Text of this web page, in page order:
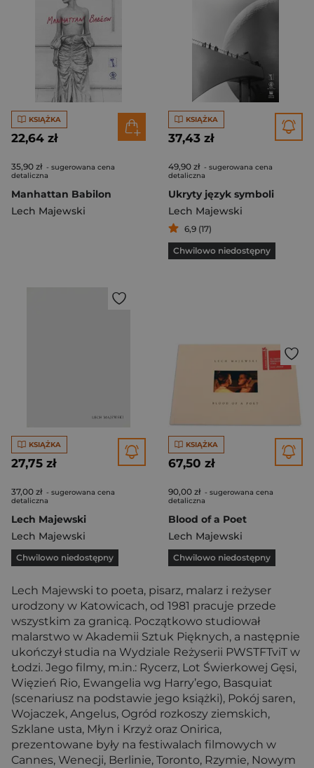
KSIĄŻKA
22,64 zł
35,90 zł - sugerowana cena
detaliczna
Manhattan Babilon
Lech Majewski
KSIĄŻKA
37,43 zł
49,90 zł - sugerowana cena
detaliczna
Ukryty język symboli
Lech Majewski
6,9 (17)
Chwilowo niedostępny
KSIĄŻKA
27,75 zł
37,00 zł - sugerowana cena
detaliczna
Lech Majewski
Lech Majewski
Chwilowo niedostępny
KSIĄŻKA
67,50 zł
90,00 zł - sugerowana cena
detaliczna
Blood of a Poet
Lech Majewski
Chwilowo niedostępny
Lech Majewski to poeta, pisarz, malarz i reżyser
urodzony w Katowicach, od 1981 pracuje przede
wszystkim za granicą. Początkowo studiował
malarstwo w Akademii Sztuk Pięknych, a następnie
ukończył studia na Wydziale Reżyserii PWSTFTviT w
Łodzi. Jego filmy, m.in.: Rycerz, Lot Świerkowej Gęsi,
Więzień Rio, Ewangelia wg Harry’ego, Basquiat
(scenariusz na podstawie jego książki), Pokój saren,
Wojaczek, Angelus, Ogród rozkoszy ziemskich,
Szklane usta, Młyn i Krzyż oraz Onirica,
prezentowane były na festiwalach filmowych w
Cannes, Wenecji, Berlinie, Toronto, Rzymie, Nowym